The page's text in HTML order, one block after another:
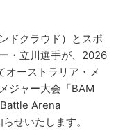
ドクラウド）とスポ
・立川選手が、2026
オーストラリア・メ
ジャー大会「BAM
Arena
せいたします。